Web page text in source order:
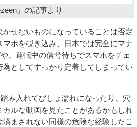
」の記事より
せないものになっていることは否定
ホを覗き込み、日本では完全にマナ
、運転中の信号待ちでスマホをチェ
としてすっかり定着してしまってい
み入れてびしょ濡れになったり、穴
ルな動画を見たことがあるかもしれ
まされない同様の危険な経験したこ